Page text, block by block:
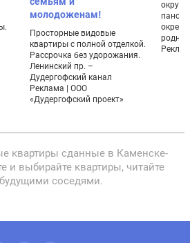
молодоженам!
Просторные видовые
квартиры с полной отделкой.
Рассрочка без удорожания.
Ленинский пр. –
Дудергофский канал
Реклама | ООО
«Дудергофский проект»
квартиры сданные в Каменске-
и выбирайте квартиры, читайте
соседями.